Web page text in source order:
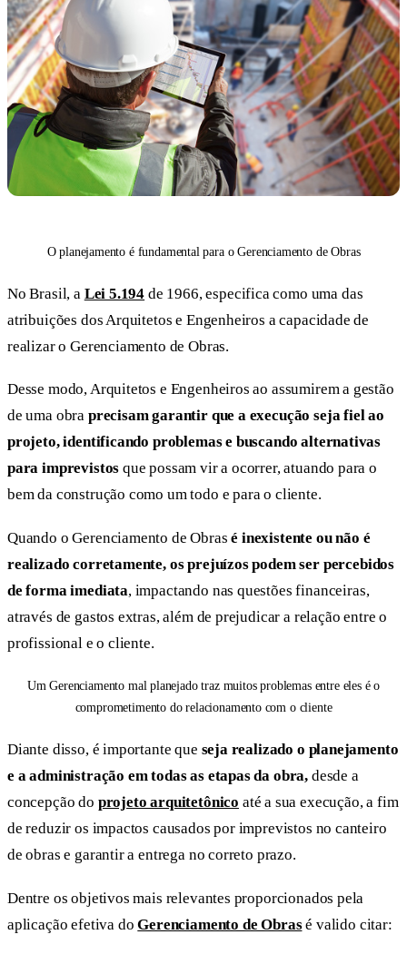
O planejamento é fundamental para o Gerenciamento de Obras
No Brasil, a Lei 5.194 de 1966, especifica como uma das
atribuições dos Arquitetos e Engenheiros a capacidade de
realizar o Gerenciamento de Obras.
Desse modo, Arquitetos e Engenheiros ao assumirem a gestão
de uma obra precisam garantir que a execução seja fiel ao
projeto, identificando problemas e buscando alternativas
para imprevistos que possam vir a ocorrer, atuando para o
bem da construção como um todo e para o cliente.
Quando o Gerenciamento de Obrasé inexistente ou não é
realizado corretamente, os prejuízos podem ser percebidos
de forma imediata, impactando nas questões financeiras,
através de gastos extras, além de prejudicar a relação entre o
profissional e o cliente.
Um Gerenciamento mal planejado traz muitos problemas entre eles é o
comprometimento do relacionamento com o cliente
Diante disso, é importante que seja realizado o planejamento
e a administração em todas as etapas da obra, desde a
concepção do projeto arquitetônico até a sua execução, a fim
de reduzir os impactos causados por imprevistos no canteiro
de obras e garantir a entrega no correto prazo.
Dentre os objetivos mais relevantes proporcionados pela
aplicação efetiva doGerenciamento de Obrasé valido citar: